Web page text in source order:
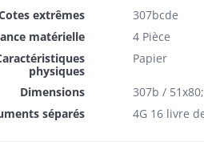
extrêmes
307bcde
matérielle
4 Pièce
physiques
Papier
Dimensions
307b /
séparés
4G 16 livre